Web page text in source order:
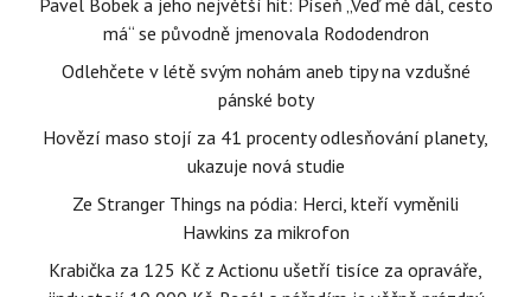
Pavel Bobek a jeho největší hit: Píseň „Veď mě dál, cesto
má“ se původně jmenovala Rododendron
Odlehčete v létě svým nohám aneb tipy na vzdušné
pánské boty
Hovězí maso stojí za 41 procenty odlesňování planety,
ukazuje nová studie
Ze Stranger Things na pódia: Herci, kteří vyměnili
Hawkins za mikrofon
Krabička za 125 Kč z Actionu ušetří tisíce za opraváře,